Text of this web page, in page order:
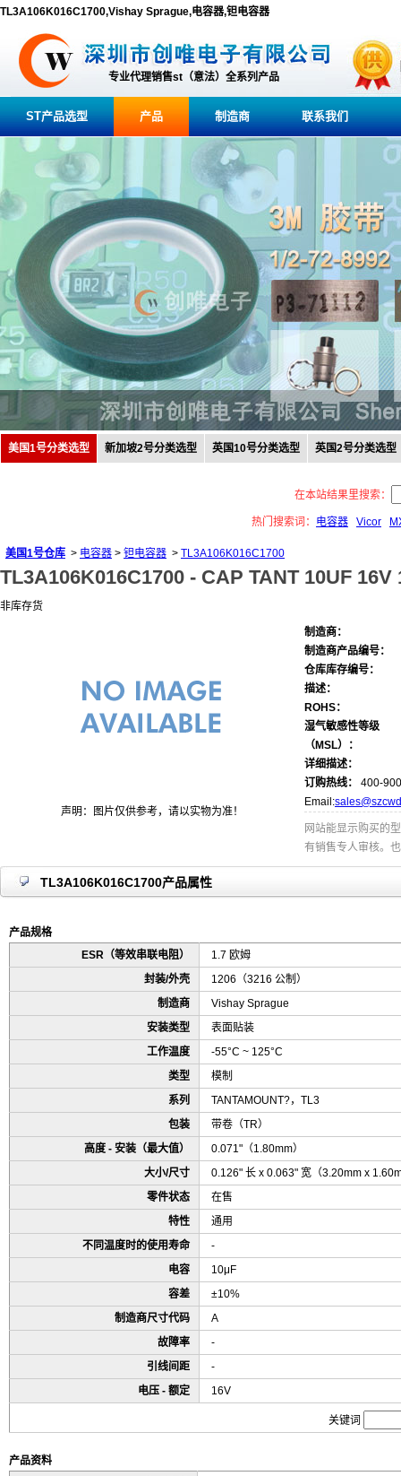
TL3A106K016C1700,Vishay Sprague,电容器,钽电容器
专业代理销售st（意法）全系列产品
ST产品选型 产品 制造商 联系我们
美国1号分类选型 新加坡2号分类选型 英国10号分类选型 英国2号分类选型
在本站结果里搜索：
热门搜索词： 电容器 Vicor
美国1号仓库 > 电容器 > 钽电容器 > TL3A106K016C1700
TL3A106K016C1700 - CAP TANT 10UF 16V
非库存货
声明：图片仅供参考，请以实物为准！
制造商：
制造商产品编号：
仓库库存编号：
描述：
ROHS：
湿气敏感性等级
（MSL）：
详细描述：
订购热线：
400-
Email:
网站能显示购买的
有销售专人审核。
TL3A106K016C1700产品属性
产品规格
ESR（等效串联电阻）
1.7 欧姆
封装/外壳
1206（3216 公制）
制造商
Vishay Sprague
安装类型
表面贴装
工作温度
-55°C ~ 125°C
类型
模制
系列
TANTAMOUNT?，TL3
包装
带卷（TR）
高度 - 安装（最大值）
0.071"（1.80mm）
大小/尺寸
0.126" 长 x 0.063" 宽（3.20mm x
零件状态
在售
特性
通用
不同温度时的使用寿命
-
电容
10μF
容差
±10%
制造商尺寸代码
A
故障率
-
引线间距
-
电压 - 额定
16V
关键词
产品资料